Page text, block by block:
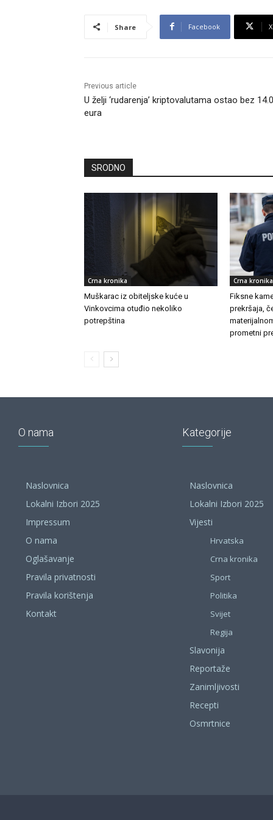
Share Facebook X
Previous article
U želji ‘rudarenja’ kriptovalutama ostao bez
eura
SRODNO
Crna kronika
Muškarac iz obiteljske kuće u
Vinkovcima otuđio nekoliko
potrepština
Crna kronika
Fiksne
prekršaja,
prometni
O nama
Naslovnica
Lokalni Izbori 2025
Impressum
O nama
Oglašavanje
Pravila privatnosti
Pravila korištenja
Kontakt
Kategorije
Naslovnica
Lokalni Izbori 2025
Vijesti
Hrvatska
Crna kronika
Sport
Politika
Svijet
Regija
Slavonija
Reportaže
Zanimljivosti
Recepti
Osmrtnice